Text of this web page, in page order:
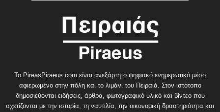
Το PireasPiraeus.com είναι ανεξάρτητο ψηφιακό ενημερωτικό μέσο
αφιερωμένο στην πόλη και το λιμάνι του Πειραιά. Στον ιστότοπο
δημοσιεύονται ειδήσεις, άρθρα, φωτογραφικό υλικό και βίντεο που
σχετίζονται με την ιστορία, τη ναυτιλία, την οικονομική δραστηριότητα και